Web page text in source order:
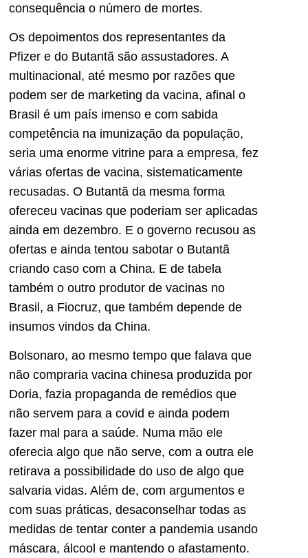
consequência o número de mortes.
Os depoimentos dos representantes da
Pfizer e do Butantã são assustadores. A
multinacional, até mesmo por razões que
podem ser de marketing da vacina, afinal o
Brasil é um país imenso e com sabida
competência na imunização da população,
seria uma enorme vitrine para a empresa, fez
várias ofertas de vacina, sistematicamente
recusadas. O Butantã da mesma forma
ofereceu vacinas que poderiam ser aplicadas
ainda em dezembro. E o governo recusou as
ofertas e ainda tentou sabotar o Butantã
criando caso com a China. E de tabela
também o outro produtor de vacinas no
Brasil, a Fiocruz, que também depende de
insumos vindos da China.
Bolsonaro, ao mesmo tempo que falava que
não compraria vacina chinesa produzida por
Doria, fazia propaganda de remédios que
não servem para a covid e ainda podem
fazer mal para a saúde. Numa mão ele
oferecia algo que não serve, com a outra ele
retirava a possibilidade do uso de algo que
salvaria vidas. Além de, com argumentos e
com suas práticas, desaconselhar todas as
medidas de tentar conter a pandemia usando
máscara, álcool e mantendo o afastamento.